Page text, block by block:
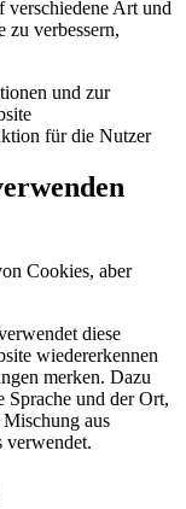
verschiedene Art und
zu verbessern,
und zur
für die Nutzer
Cookies, aber
diese
wiedererkennen
merken. Dazu
Sprache und der Ort,
aus
verwendet.